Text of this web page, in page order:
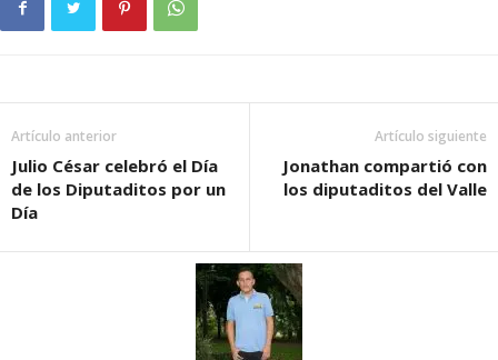
Artículo anterior
Julio César celebró el Día
de los Diputaditos por un
Día
Artículo siguiente
Jonathan compartió con
los diputaditos del Valle